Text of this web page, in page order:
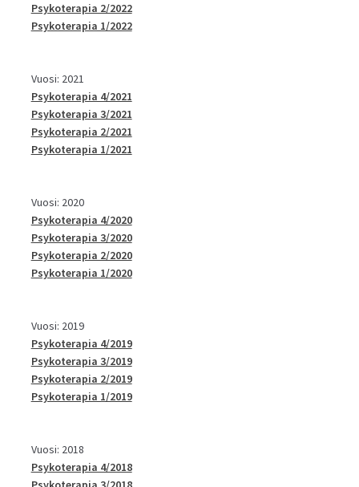
Psykoterapia 2/2022
Psykoterapia 1/2022
Vuosi: 2021
Psykoterapia 4/2021
Psykoterapia 3/2021
Psykoterapia 2/2021
Psykoterapia 1/2021
Vuosi: 2020
Psykoterapia 4/2020
Psykoterapia 3/2020
Psykoterapia 2/2020
Psykoterapia 1/2020
Vuosi: 2019
Psykoterapia 4/2019
Psykoterapia 3/2019
Psykoterapia 2/2019
Psykoterapia 1/2019
Vuosi: 2018
Psykoterapia 4/2018